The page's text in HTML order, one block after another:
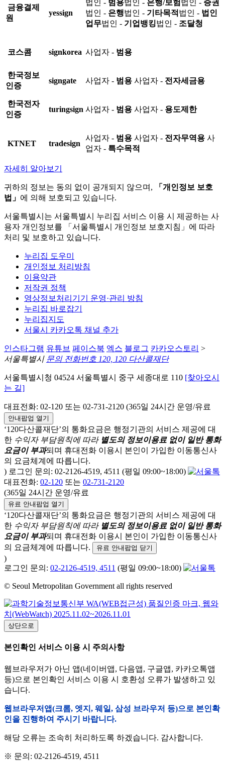
금융결제
원
yessign
법인 - 범용법인 - 은행/보험 법인 - 증권
법인 - 은행법인 - 기타목적 법인 - 법인
업무법인 - 기업뱅킹법인 - 조달청
코스콤 signkorea 사업자 - 범용
한국정보
인증
signgate 사업자 - 범용 사업자 - 전자세금용
한국전자
인증
turingsign 사업자 - 범용 사업자 - 용도제한
KTNET tradesign
사업자 - 범용 사업자 - 전자무역용 사
업자 - 특수목적
자세히 알아보기
귀하의 정보는 동의 없이 공개되지 않으며,
「개인정보 보호
법」 에 의해 보호되고 있습니다.
서울특별시는 서울특별시 누리집 서비스 이용 시 제공하는 사
용자 개인정보를 「서울특별시 개인정보 보호지침」에 따라
처리 및 보호하고 있습니다.
누리집 도우미
개인정보 처리방침
이용약관
저작권 정책
영상정보처리기기 운영·관리 방침
누리집 바로잡기
누리집지도
서울시 카카오톡 채널 추가
인스타그램 유튜브 페이스북 엑스 블로그 카카오스토리 >
서울특별시 문의 전화번호 120, 120 다산콜재단
서울특별시청 04524 서울특별시 중구 세종대로 110 [찾아오시
는 길]
대표전화: 02-120 또는 02-731-2120 (365일 24시간 운영/유료
안내팝업 열기
‘120다산콜재단’의 통화요금은 행정기관의 서비스 제공에 대
한 수익자 부담원칙에 따라 별도의 정보이용료 없이 일반 통화
요금이 부과되며 휴대전화 이용시 본인이 가입한 이동통신사
의 요금체계에 따릅니다.
) 로그인 문의: 02-2126-4519, 4511 (평일 09:00~18:00)
대표전화: 02-120 또는 02-731-2120
(365일 24시간 운영/유료
유료 안내팝업 열기
‘120다산콜재단’의 통화요금은 행정기관의 서비스 제공에 대
한 수익자 부담원칙에 따라 별도의 정보이용료 없이 일반 통화
요금이 부과되며 휴대전화 이용시 본인이 가입한 이동통신사
의 요금체계에 따릅니다.
유료 안내팝업 닫기
)
로그인 문의: 02-2126-4519, 4511 (평일 09:00~18:00)
© Seoul Metropolitan Government all rights reserved
상단으로
본인확인 서비스 이용 시 주의사항
웹브라우저가 아닌 앱(네이버앱, 다음앱, 구글앱, 카카오톡앱
등)으로 본인확인 서비스 이용 시 호환성 오류가 발생하고 있
습니다.
웹브라우저앱(크롬, 엣지, 웨일, 삼성 브라우저 등)으로 본인확
인을 진행하여 주시기 바랍니다.
해당 오류는 조속히 처리하도록 하겠습니다. 감사합니다.
※ 문의: 02-2126-4519, 4511